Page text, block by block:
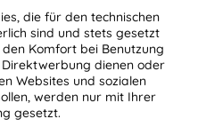
die für den technischen
sind und stets gesetzt
Komfort bei Benutzung
dienen oder
Websites und sozialen
werden nur mit Ihrer
gesetzt.